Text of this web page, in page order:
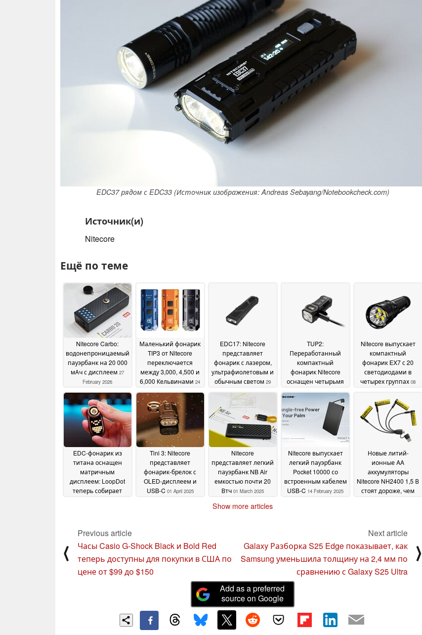
EDC37 рядом с EDC33 (Источник изображения: Andreas Sebayang/Notebookcheck.com)
Источник(и)
Nitecore
Ещё по теме
Nitecore Carbo:
водонепроницаемый
пауэрбанк на 20 000
мАч с дисплеем 27
February 2026
Маленький фонарик
TIP3 от Nitecore
переключается
между 3,000, 4,500 и
6,000 Кельвинами 24
January 2026
EDC17: Nitecore
представляет
фонарик с лазером,
ультрафиолетовым и
обычным светом 29
October 2025
TUP2:
Переработанный
компактный
фонарик Nitecore
оснащен четырьмя
светодиодами10
October 2025
Nitecore выпускает
компактный
фонарик EX7 с 20
светодиодами в
четырех группах 08
EDC-фонарик из
титана оснащен
матричным
дисплеем: LoopDot
теперь собирает
Tini 3: Nitecore
представляет
фонарик-брелок с
OLED-дисплеем и
USB-C 01 April 2025
Nitecore
представляет легкий
пауэрбанк NB Air
емкостью почти 20
Втч 01 March 2025
Nitecore выпускает
легкий пауэрбанк
Pocket 10000 со
встроенным кабелем
USB-C 14 February 2025
Новые литий-
ионные AA
аккумуляторы
Nitecore NH2400 1,5 В
стоят дороже, чем
Show more articles
⟨
Previous article
Часы Casio G-Shock Black и Bold Red
теперь доступны для покупки в США по
цене от $99 до $150
Next article
Galaxy Разборка S25 Edge показывает, как
Samsung уменьшила толщину на 2,4 мм по
сравнению с Galaxy S25 Ultra
⟩
Add as a preferred
source on Google